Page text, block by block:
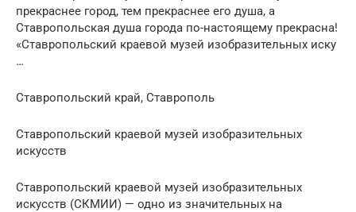
прекраснее город, тем прекраснее его душа, а
Ставропольская душа города по-настоящему прекрасна!
«Ставропольский краевой музей изобразительных иску
…
Ставропольский край, Ставрополь
Ставропольский краевой музей изобразительных
искусств
Ставропольский краевой музей изобразительных
искусств (СКМИИ) — одно из значительных на